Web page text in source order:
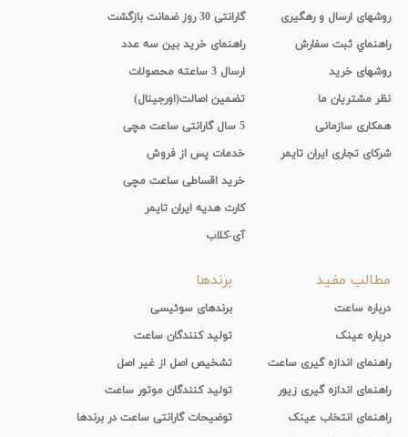
روشهای ارسال و رهگیری
راهنماي ثبت سفارش
روشهای خرید
نظر مشتریان ما
همکاری سازمانی
شرکای تجاری ایران تایمر
گارانتی 30 روز ضمانت بازگشت
راهنمای خرید بین سه عدد
ارسال 3 ساعته محصولات
تضمین اصالت(اورجینال)
5 سال گارانتی ساعت مچی
خدمات پس از فروش
خرید اقساطی ساعت مچی
کارت هدیه ایران تایمر
آی-کلاب
مطالب مفید
درباره ساعت
درباره عینک
راهنمای اندازه گیری ساعت
راهنمای اندازه گیری زیور
راهنمای انتخاب عینک
برندها
برندهای سوئیسی
تولید کنندگان ساعت
تشخیص اصل از غیر اصل
تولید کنندگان موتور ساعت
توضیحات گارانتی ساعت در برندها